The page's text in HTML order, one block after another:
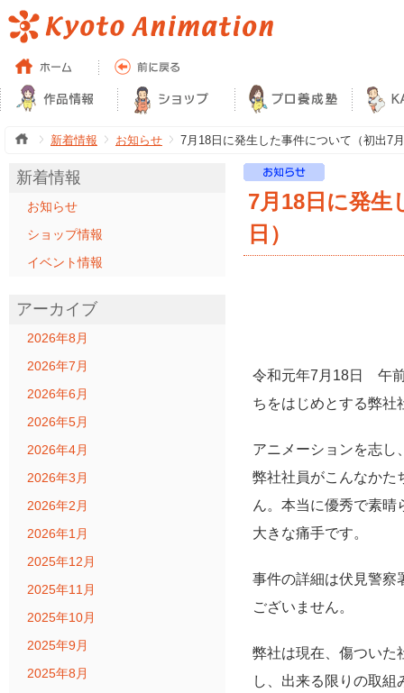
新着情報 お知らせ 7月18日に発生した事件について（初出7
新着情報
お知らせ
ショップ情報
イベント情報
アーカイブ
2026年8月
2026年7月
2026年6月
2026年5月
2026年4月
2026年3月
2026年2月
2026年1月
2025年12月
2025年11月
2025年10月
2025年9月
2025年8月
7月18日に発生
日）
令和元年7月18日 午
ちをはじめとする弊社
アニメーションを志し
弊社社員がこんなかた
ん。本当に優秀で素晴
大きな痛手です。
事件の詳細は伏見警察
ございません。
弊社は現在、傷ついた
し、出来る限りの取組